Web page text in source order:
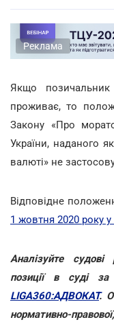
Реклама
Якщо
проживає, то
Закону «Про
України, наданого
валюті» не
Відповідне
1 жовтня 2020 року
Аналізуйте судові
позиції в суді
LIGA360:АДВОКАТ.
нормативно-